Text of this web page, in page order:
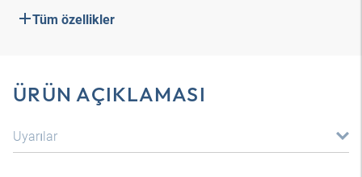
Tüm özellikler
ÜRÜN AÇIKLAMASI
Uyarılar